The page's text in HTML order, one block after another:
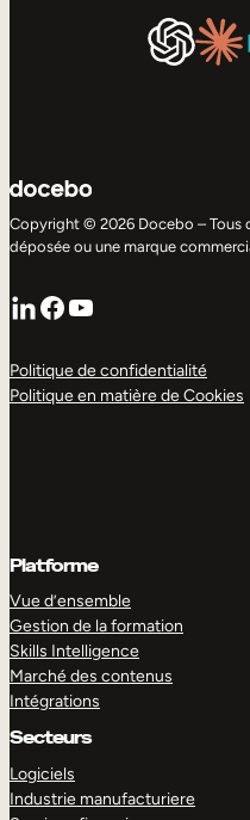
Copyright © 2026 Docebo – Tous
déposée ou une marque
LinkedIn
Facebook
YouTube
Politique de confidentialité
Politique en matière de Cookies
Platforme
Vue d’ensemble
Gestion de la formation
Skills Intelligence
Marché des contenus
Intégrations
Secteurs
Logiciels
Industrie manufacturiere